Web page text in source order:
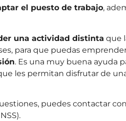
el puesto de trabajo,
una actividad distinta que
para que puedas
. Es una muy buena ayuda
les permitan disfrutar de
puedes contactar